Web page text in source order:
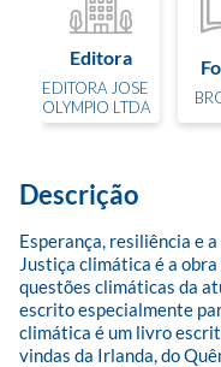
Editora
EDITORA JOSE
OLYMPIO LTDA
Descrição
Esperança, resiliência e
Justiça climática é a
questões climáticas da
escrito especialmente
climática é um livro
vindas da Irlanda, do